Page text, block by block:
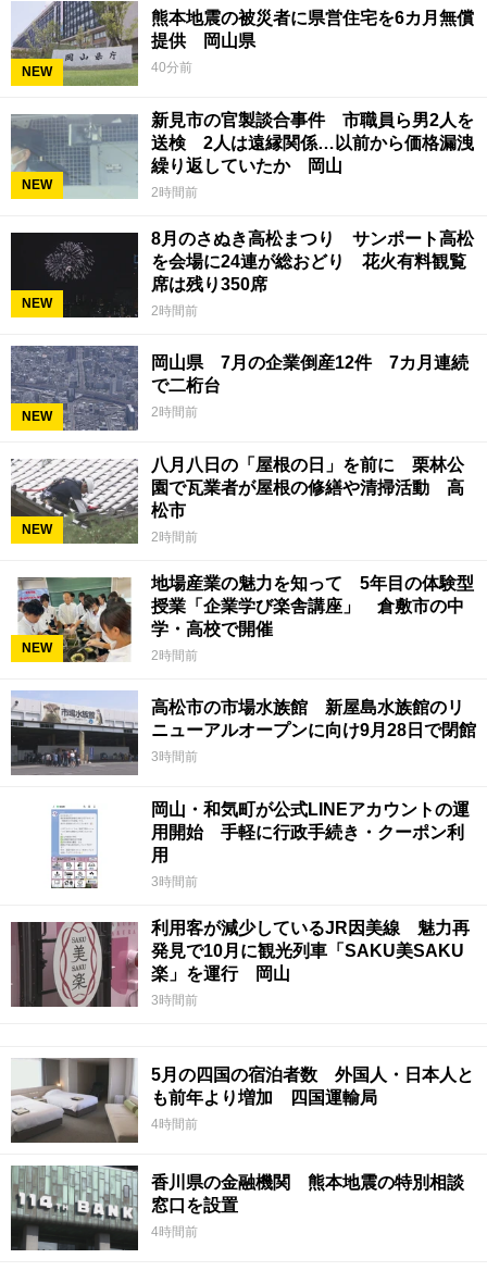
NEW
熊本地震の被災者に県営住宅を6カ月無償
提供 岡山県
40分前
NEW
新見市の官製談合事件 市職員ら男2人を
送検 2人は遠縁関係…以前から価格漏洩
繰り返していたか 岡山
2時間前
NEW
8月のさぬき高松まつり サンポート高松
を会場に24連が総おどり 花火有料観覧
席は残り350席
2時間前
NEW
岡山県 7月の企業倒産12件 7カ月連続
で二桁台
2時間前
NEW
八月八日の「屋根の日」を前に 栗林公
園で瓦業者が屋根の修繕や清掃活動 高
松市
2時間前
NEW
地場産業の魅力を知って 5年目の体験型
授業「企業学び楽舎講座」 倉敷市の中
学・高校で開催
2時間前
高松市の市場水族館 新屋島水族館のリ
ニューアルオープンに向け9月28日で閉館
3時間前
岡山・和気町が公式LINEアカウントの運
用開始 手軽に行政手続き・クーポン利
用
3時間前
利用客が減少しているJR因美線 魅力再
発見で10月に観光列車「SAKU美SAKU
楽」を運行 岡山
3時間前
5月の四国の宿泊者数 外国人・日本人と
も前年より増加 四国運輸局
4時間前
香川県の金融機関 熊本地震の特別相談
窓口を設置
4時間前